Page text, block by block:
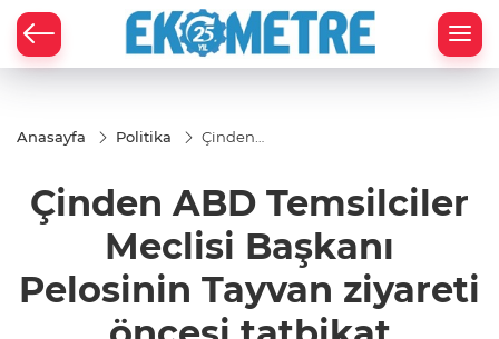
Anasayfa Politika
Çinden
Meclisi
Başkanı
Tayvan
ziyareti
öncesi
tatbikat
Çinden ABD Temsilciler
Meclisi Başkanı
Pelosinin Tayvan ziyareti